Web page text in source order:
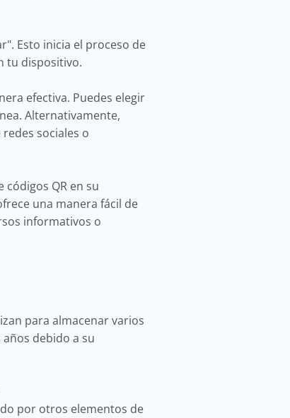
Esto inicia el proceso de
tu dispositivo.
efectiva. Puedes elegir
Alternativamente,
sociales o
QR en su
una manera fácil de
informativos o
para almacenar varios
debido a su
por otros elementos de